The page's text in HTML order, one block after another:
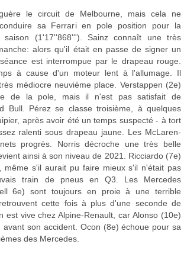
le circuit de Melbourne, mais cela ne
sa Ferrari en pole position pour la
(1'17''868'''). Sainz connaît une très
alors qu'il était en passe de signer un
est interrompue par le drapeau rouge.
à cause d'un moteur lent à l'allumage. Il
médiocre neuvième place. Verstappen (2e)
de la pole, mais il n'est pas satisfait de
Bull. Pérez se classe troisième, à quelques
après avoir été un temps suspecté - à tort
ralenti sous drapeau jaune. Les McLaren-
progrès. Norris décroche une très belle
ainsi à son niveau de 2021. Ricciardo (7e)
même s'il aurait pu faire mieux s'il n'était pas
train de pneus en Q3. Les Mercedes
6e) sont toujours en proie à une terrible
cette fois à plus d'une seconde de
est vive chez Alpine-Renault, car Alonso (10e)
avant son accident. Ocon (8e) échoue pour sa
des Mercedes.